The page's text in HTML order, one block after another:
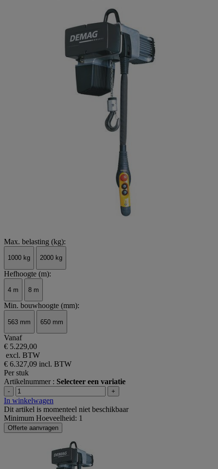
Max. belasting (kg):
1000 kg 2000 kg
Hefhoogte (m):
4 m 8 m
Min. bouwhoogte (mm):
563 mm 650 mm
Vanaf
€ 5.229,00
excl. BTW
€ 6.327,09 incl. BTW
Per stuk
Artikelnummer : Selecteer een variatie
- +
In winkelwagen
Dit artikel is momenteel niet beschikbaar
Minimum Hoeveelheid: 1
Offerte aanvragen